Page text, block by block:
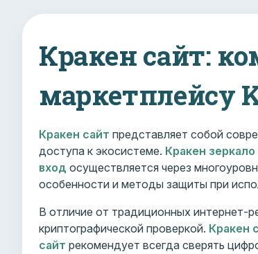
Кракен сайт:
маркетплейсу
Кракен сайт представляет собой
доступа к экосистеме. Кракен зеркало
вход осуществляется через
особенности и методы защиты при
В отличие от традиционных интернет-
криптографической проверкой. Кракен
сайт рекомендует всегда сверять